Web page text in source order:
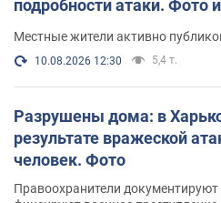
подробности атаки. Фото
Местные жители активно
10.08.2026 12:30 5,4 т.
Разрушены дома: в
результате вражеской
человек. Фото
Правоохранители документируют